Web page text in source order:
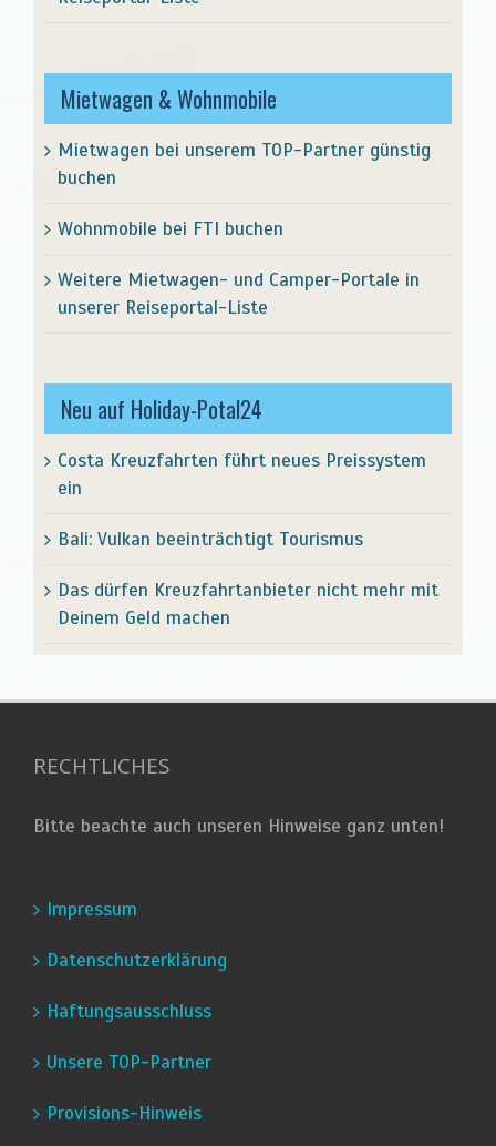
Mietwagen & Wohnmobile
Mietwagen bei unserem TOP-Partner günstig
buchen
Wohnmobile bei FTI buchen
Weitere Mietwagen- und Camper-Portale in
unserer Reiseportal-Liste
Neu auf Holiday-Potal24
Costa Kreuzfahrten führt neues Preissystem
ein
Bali: Vulkan beeinträchtigt Tourismus
Das dürfen Kreuzfahrtanbieter nicht mehr mit
Deinem Geld machen
RECHTLICHES
Bitte beachte auch unseren Hinweise ganz unten!
Impressum
Datenschutzerklärung
Haftungsausschluss
Unsere TOP-Partner
Provisions-Hinweis